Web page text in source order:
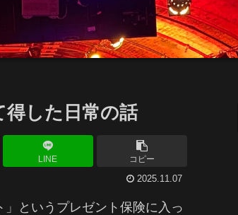
した日常の話
LINE コピー
2025.11.07
というプレゼント保険に入っ